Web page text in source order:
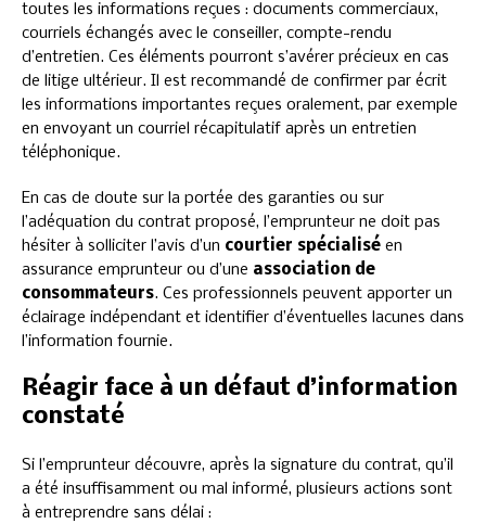
toutes les informations reçues : documents commerciaux,
courriels échangés avec le conseiller, compte-rendu
d’entretien. Ces éléments pourront s’avérer précieux en cas
de litige ultérieur. Il est recommandé de confirmer par écrit
les informations importantes reçues oralement, par exemple
en envoyant un courriel récapitulatif après un entretien
téléphonique.
En cas de doute sur la portée des garanties ou sur
l’adéquation du contrat proposé, l’emprunteur ne doit pas
hésiter à solliciter l’avis d’un courtier spécialisé en
assurance emprunteur ou d’une association de
consommateurs. Ces professionnels peuvent apporter un
éclairage indépendant et identifier d’éventuelles lacunes dans
l’information fournie.
Réagir face à un défaut d’information
constaté
Si l’emprunteur découvre, après la signature du contrat, qu’il
a été insuffisamment ou mal informé, plusieurs actions sont
à entreprendre sans délai :